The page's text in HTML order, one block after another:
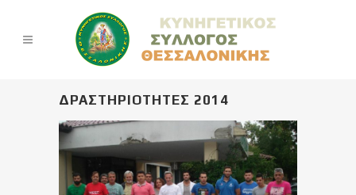
ΔΡΑΣΤΗΡΙΟΤΗΤΕΣ 2014